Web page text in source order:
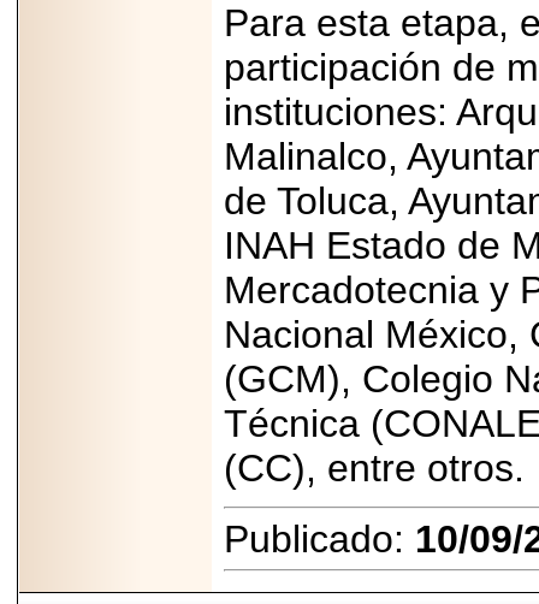
Para esta etapa,
participación de
instituciones:
Malinalco,
de Toluca,
INAH Estado de
Mercadotecnia y
Nacional México,
(GCM), Colegio
Técnica
(CC), entre otros.
Publicado: 10/09/